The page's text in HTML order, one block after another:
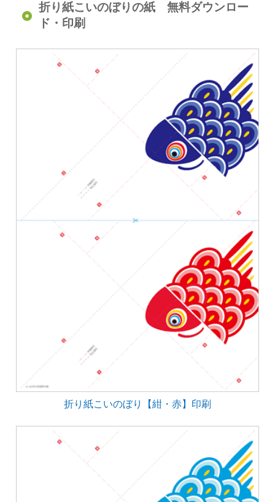
折り紙こいのぼりの紙 無料ダウンロー
ド・印刷
折り紙こいのぼり【紺・赤】印刷